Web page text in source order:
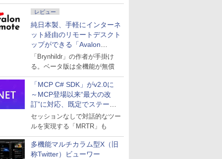
レビュー
純日本製、手軽にインターネ
ット経由のリモートデスクト
ップができる「Avalon
remote」
「Brynhildr」の作者が手掛け
る。ベータ版は全機能が無償
「MCP C# SDK」がv2.0に
～MCP登場以来“最大の改
訂”に対応、既定でステート
レスへ
セッションなしで対話的なツー
ルを実現する「MRTR」も
多機能マルチカラム型X（旧
称Twitter）ビューワー